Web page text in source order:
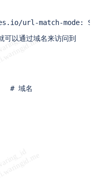
可以通过域名来访问到
# 域名